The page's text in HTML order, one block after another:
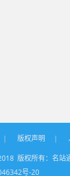
| 版权声明 |
版权所有： 名站
号-20